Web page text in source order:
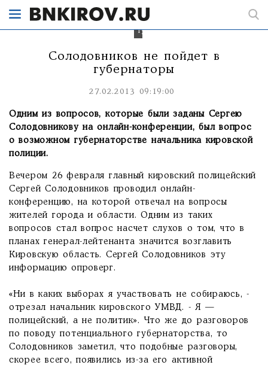
потенциальном
губернаторстве.
Солодовников не пойдет в
губернаторы
27.02.2013 09:19:00
Одним из вопросов, которые были заданы Сергею
Солодовникову на онлайн-конференции, был вопрос
о возможном губернаторстве начальника кировской
полиции.
Вечером 26 февраля главный кировский полицейский
Сергей Солодовников проводил онлайн-
конференцию, на которой отвечал на вопросы
жителей города и области. Одним из таких
вопросов стал вопрос насчет слухов о том, что в
планах генерал-лейтенанта значится возглавить
Кировскую область. Сергей Солодовников эту
информацию опроверг.
«Ни в каких выборах я участвовать не собираюсь, -
отрезал начальник кировского УМВД. - Я —
полицейский, а не политик». Что же до разговоров
по поводу потенциального губернаторства, то
Солодовников заметил, что подобные разговоры,
скорее всего, появились из-за его активной